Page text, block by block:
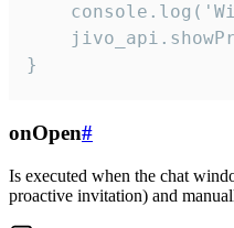
}
onOpen#
Is executed when the chat
proactive invitation) and